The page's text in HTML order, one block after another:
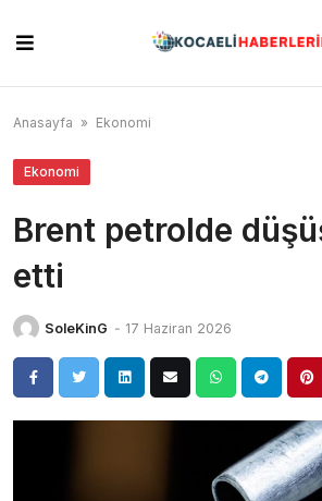
content
Anasayfa » Ekonomi
Ekonomi
Brent petrolde
etti
SoleKinG - 17 Haziran 2026